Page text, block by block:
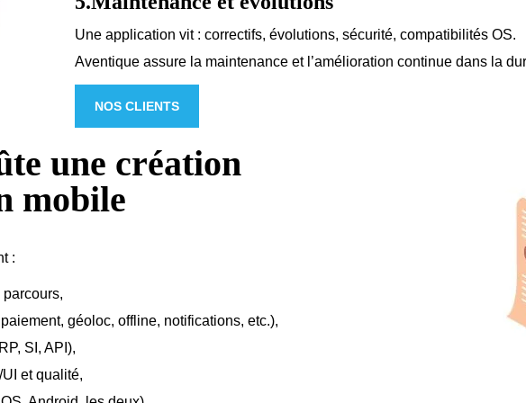
Une application vit : correctifs, évolutions, sécurité, compatibilités OS.
Aventique assure la maintenance et l’amélioration continue dans la
NOS CLIENTS
une création
mobile
:
parcours,
géoloc, offline, notifications, etc.),
SI, API),
et qualité,